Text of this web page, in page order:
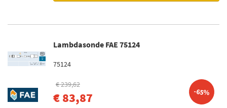
Lambdasonde FAE 75124
75124
€ 239,62
€ 83,87 -65%